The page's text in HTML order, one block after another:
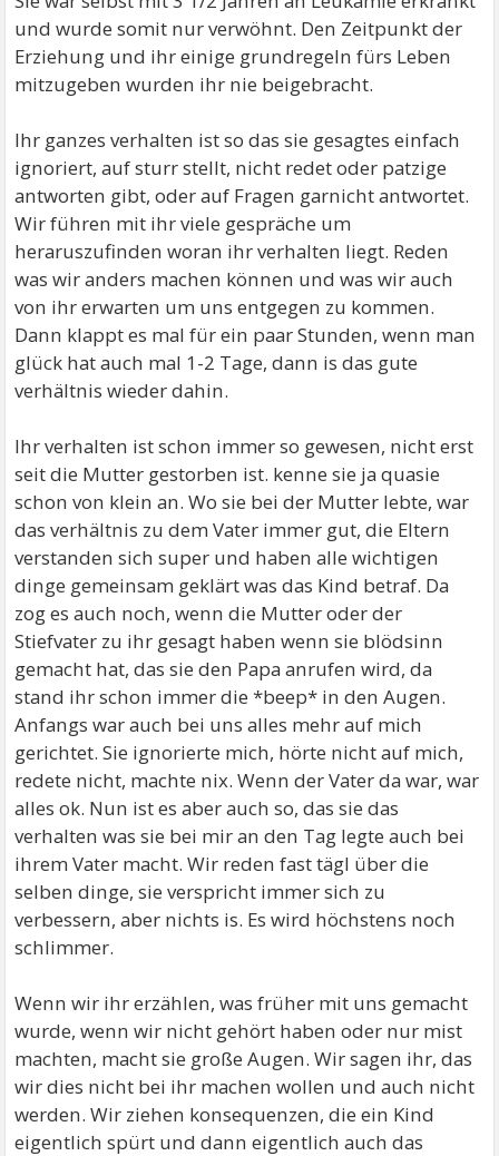
und wurde somit nur verwöhnt. Den Zeitpunkt der
Erziehung und ihr einige grundregeln fürs Leben
mitzugeben wurden ihr nie beigebracht.
Ihr ganzes verhalten ist so das sie gesagtes einfach
ignoriert, auf sturr stellt, nicht redet oder patzige
antworten gibt, oder auf Fragen garnicht antwortet.
Wir führen mit ihr viele gespräche um
heraruszufinden woran ihr verhalten liegt. Reden
was wir anders machen können und was wir auch
von ihr erwarten um uns entgegen zu kommen.
Dann klappt es mal für ein paar Stunden, wenn man
glück hat auch mal 1-2 Tage, dann is das gute
verhältnis wieder dahin.
Ihr verhalten ist schon immer so gewesen, nicht erst
seit die Mutter gestorben ist. kenne sie ja quasie
schon von klein an. Wo sie bei der Mutter lebte, war
das verhältnis zu dem Vater immer gut, die Eltern
verstanden sich super und haben alle wichtigen
dinge gemeinsam geklärt was das Kind betraf. Da
zog es auch noch, wenn die Mutter oder der
Stiefvater zu ihr gesagt haben wenn sie blödsinn
gemacht hat, das sie den Papa anrufen wird, da
stand ihr schon immer die *beep* in den Augen.
Anfangs war auch bei uns alles mehr auf mich
gerichtet. Sie ignorierte mich, hörte nicht auf mich,
redete nicht, machte nix. Wenn der Vater da war, war
alles ok. Nun ist es aber auch so, das sie das
verhalten was sie bei mir an den Tag legte auch bei
ihrem Vater macht. Wir reden fast tägl über die
selben dinge, sie verspricht immer sich zu
verbessern, aber nichts is. Es wird höchstens noch
schlimmer.
Wenn wir ihr erzählen, was früher mit uns gemacht
wurde, wenn wir nicht gehört haben oder nur mist
machten, macht sie große Augen. Wir sagen ihr, das
wir dies nicht bei ihr machen wollen und auch nicht
werden. Wir ziehen konsequenzen, die ein Kind
eigentlich spürt und dann eigentlich auch das